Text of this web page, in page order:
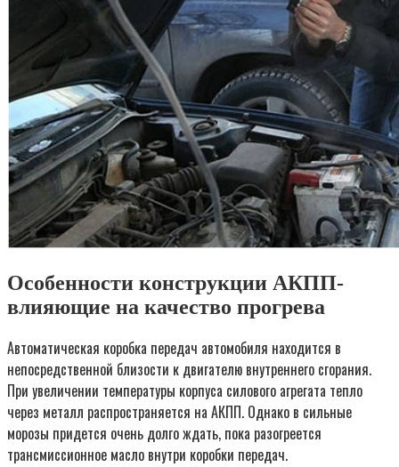
Особенности конструкции АКПП-
влияющие на качество прогрева
Автоматическая коробка передач автомобиля находится в
непосредственной близости к двигателю внутреннего сгорания.
При увеличении температуры корпуса силового агрегата тепло
через металл распространяется на АКПП. Однако в сильные
морозы придется очень долго ждать, пока разогреется
трансмиссионное масло внутри коробки передач.